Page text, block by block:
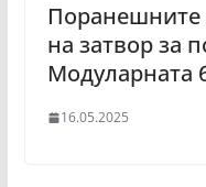
Поранешните
на затвор за
Модуларната
16.05.2025